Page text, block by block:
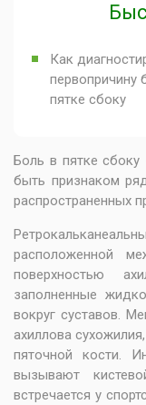
Как
первопричину
пятке сбоку
Боль в пятке
быть признаком
распространенных
расположенной
поверхностью
заполненные
вокруг суставов.
ахиллова
пяточной кости.
вызывают
встречается у